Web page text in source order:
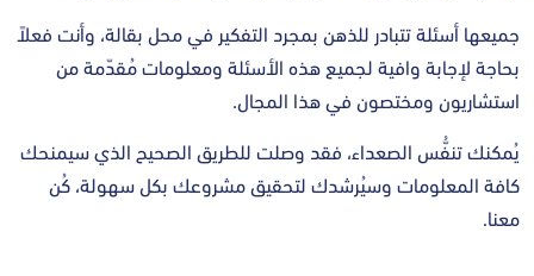
جميعها أسئلة تتبادر للذهن بمجرد التفكير في محل بقالة، وأنت فعلاً
بحاجة لإجابة وافية لجميع هذه الأسئلة ومعلومات مُقدّمة من
استشاريون ومختصون في هذا المجال.
يُمكنك تنفُّس الصعداء، فقد وصلت للطريق الصحيح الذي سيمنحك
كافة المعلومات وسيُرشدك لتحقيق مشروعك بكل سهولة، كُن
معنا.